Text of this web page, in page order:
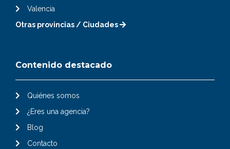
Valencia
Otras provincias / Ciudades
Contenido destacado
Quiénes somos
¿Eres una agencia?
Blog
Contacto